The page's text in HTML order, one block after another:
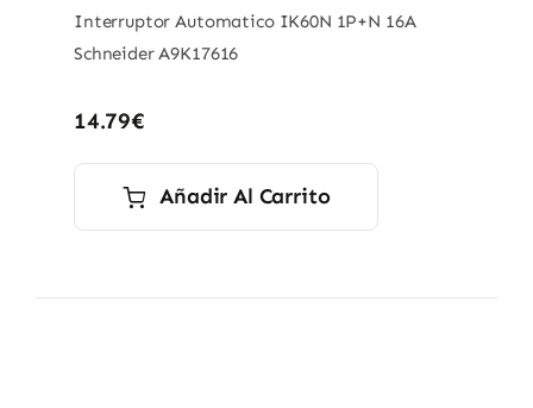
Interruptor Automatico IK60N 1P+N 16A
Schneider A9K17616
14.79€
Añadir Al Carrito